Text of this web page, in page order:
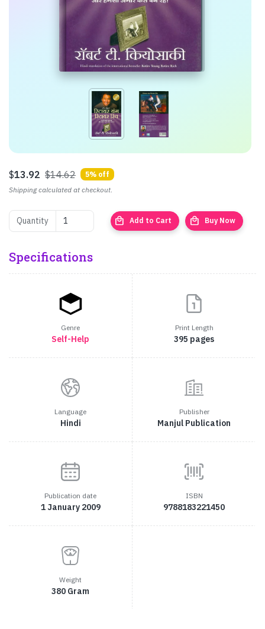
$13.92 $14.62
5% off
Shipping calculated at checkout.
Quantity local_mall Add to Cart local_mall Buy Now
Specifications
Genre
Self-Help
Print Length
395 pages
Language
Hindi
Publisher
Manjul Publication
Publication date
1 January 2009
ISBN
9788183221450
Weight
380 Gram